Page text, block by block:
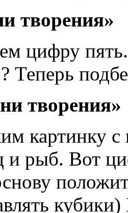
творения»
цифру
Теперь
творения»
картинку
и рыб. Вот